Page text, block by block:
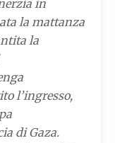
in
la mattanza
la
l’ingresso,
di Gaza.